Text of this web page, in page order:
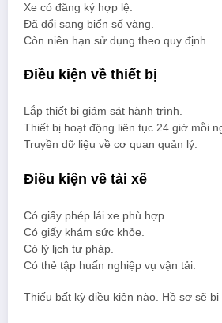
Xe có đăng ký hợp lệ.
Đã đổi sang biển số vàng.
Còn niên hạn sử dụng theo quy định.
Điều kiện về thiết bị
Lắp thiết bị giám sát hành trình.
Thiết bị hoạt động liên tục 24 giờ mỗi
Truyền dữ liệu về cơ quan quản lý.
Điều kiện về tài xế
Có giấy phép lái xe phù hợp.
Có giấy khám sức khỏe.
Có lý lịch tư pháp.
Có thẻ tập huấn nghiệp vụ vận tải.
Thiếu bất kỳ điều kiện nào. Hồ sơ sẽ bị